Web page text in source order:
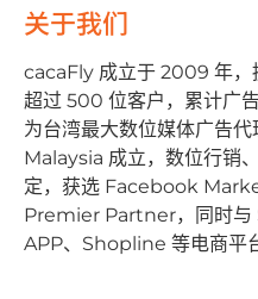
关于我们
cacaFly 成⽴于 2009 年，
超过 500 位客户，累计⼴
为台湾最⼤数位媒体⼴告
Malaysia 成⽴，数位⾏销
定，获选 Facebook
Premier Partner，同时与
APP、Shopline 等电商平